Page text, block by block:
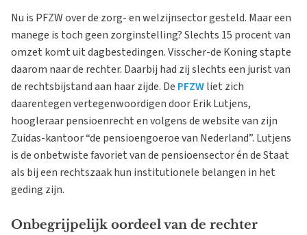
Nu is PFZW over de zorg- en welzijnsector gesteld. Maar een
manege is toch geen zorginstelling? Slechts 15 procent van
omzet komt uit dagbestedingen. Visscher-de Koning stapte
daarom naar de rechter. Daarbij had zij slechts een jurist van
de rechtsbijstand aan haar zijde. De PFZWliet zich
daarentegen vertegenwoordigen door Erik Lutjens,
hoogleraar pensioenrecht en volgens de website van zijn
Zuidas-kantoor “de pensioengoeroe van Nederland”. Lutjens
is de onbetwiste favoriet van de pensioensector én de Staat
als bij een rechtszaak hun institutionele belangen in het
geding zijn.
Onbegrijpelijk oordeel van de rechter